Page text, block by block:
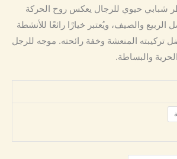
شبابي حيوي للرجال يعكس روح الحركة
والصيف، ويُعتبر خيارًا رائعًا للأنشطة
تركيبته المنعشة وخفة رائحته. موجه للرجل
والبساطة.